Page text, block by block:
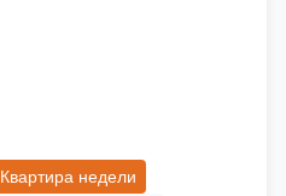
Квартира недели